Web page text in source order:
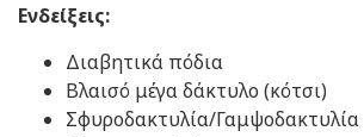
Ενδείξεις:
Διαβητικά πόδια
Βλαισό μέγα δάκτυλο (κότσι)
Σφυροδακτυλία/Γαμψοδακτυλία